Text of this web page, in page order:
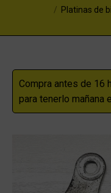
Platinas de
Compra antes de 16
para tenerlo mañana